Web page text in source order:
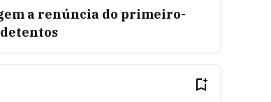
a renúncia do primeiro-